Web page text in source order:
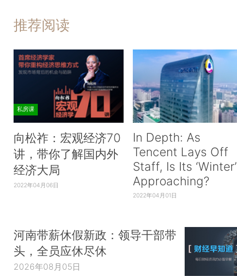
推荐阅读
私房课
向松祚：宏观经济70
讲，带你了解国内外
经济大局
2022年04月06日
In Depth: As
Tencent Lays Off
Staff, Is Its ‘Winter’
Approaching?
2022年04月01日
河南带薪休假新政：领导干部带
头，全员应休尽休
2026年08月05日